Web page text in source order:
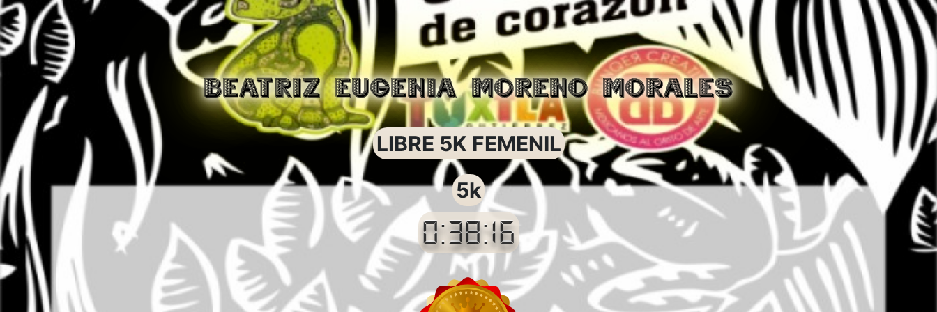
BEATRIZ EUGENIA MORENO MORALES
LIBRE 5K FEMENIL
5k
0:38:16